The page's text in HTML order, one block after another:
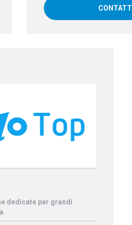
dedicate per grandi